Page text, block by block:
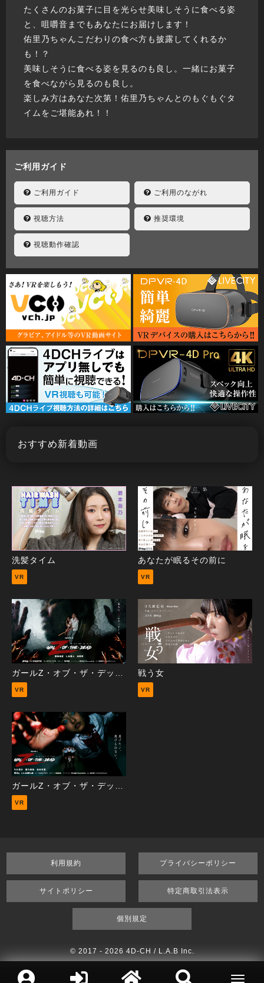
たくさんのお菓子に目を光らせ美味しそうに食べる姿
と、咀嚼音までもあなたにお届けします！
佑里乃ちゃんこだわりの食べ方も披露してくれるか
も！？
美味しそうに食べる姿を見るのも良し。一緒にお菓子
を食べながら見るのも良し。
楽しみ方はあなた次第！佑里乃ちゃんとのもぐもぐタ
イムをご堪能あれ！！
ご利用ガイド
ご利用ガイド ご利用のながれ
視聴方法 推奨環境
視聴動作確認
おすすめ新着動画
洗髪タイム
VR
あなたが眠るその前に
VR
ガールZ・オブ・ザ・デッド エピソード2
VR
戦う女
VR
ガールZ・オブ・ザ・デッド エピソード1
VR
利用規約 プライバシーポリシー
サイトポリシー 特定商取引法表示
個別規定
© 2017 - 2026 4D-CH / L.A.B Inc.